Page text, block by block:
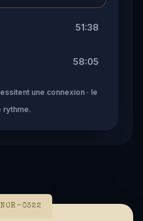
51:38
58:05
une connexion · le
rythme.
NOR-0322